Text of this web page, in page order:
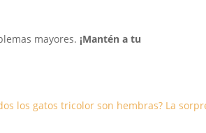
mayores. ¡Mantén a tu
los gatos tricolor son hembras? La